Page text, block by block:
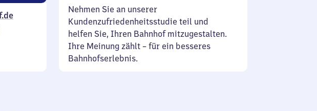
Nehmen Sie an unserer
Kundenzufriedenheitsstudie teil und
helfen Sie, Ihren Bahnhof mitzugestalten.
Ihre Meinung zählt – für ein besseres
Bahnhofserlebnis.